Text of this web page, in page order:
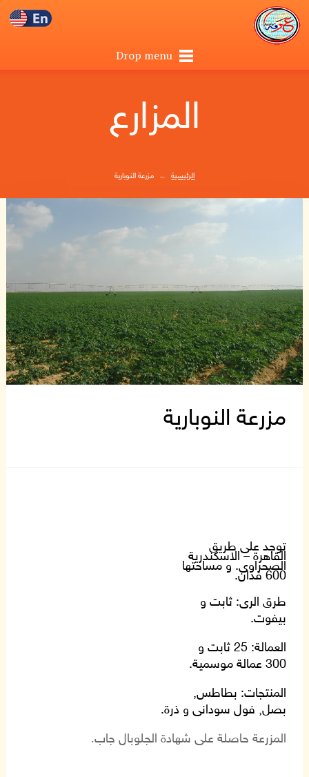
Drop menu
المزارع
الرئيسية ← مزرعة النوبارية
مزرعة النوبارية
توجد على طريق
القاهرة–الاسكندرية
الصحراوى. و مساحتها
600 فدان.
طرق الرى:ثابت و
بيفوت.
العمالة: 25
ثابت و
300 عمالة موسمية.
المنتجات: بطاطس,
بصل, فول سودانى و ذرة.
المزرعة حاصلة على شهادة الجلوبال جاب.